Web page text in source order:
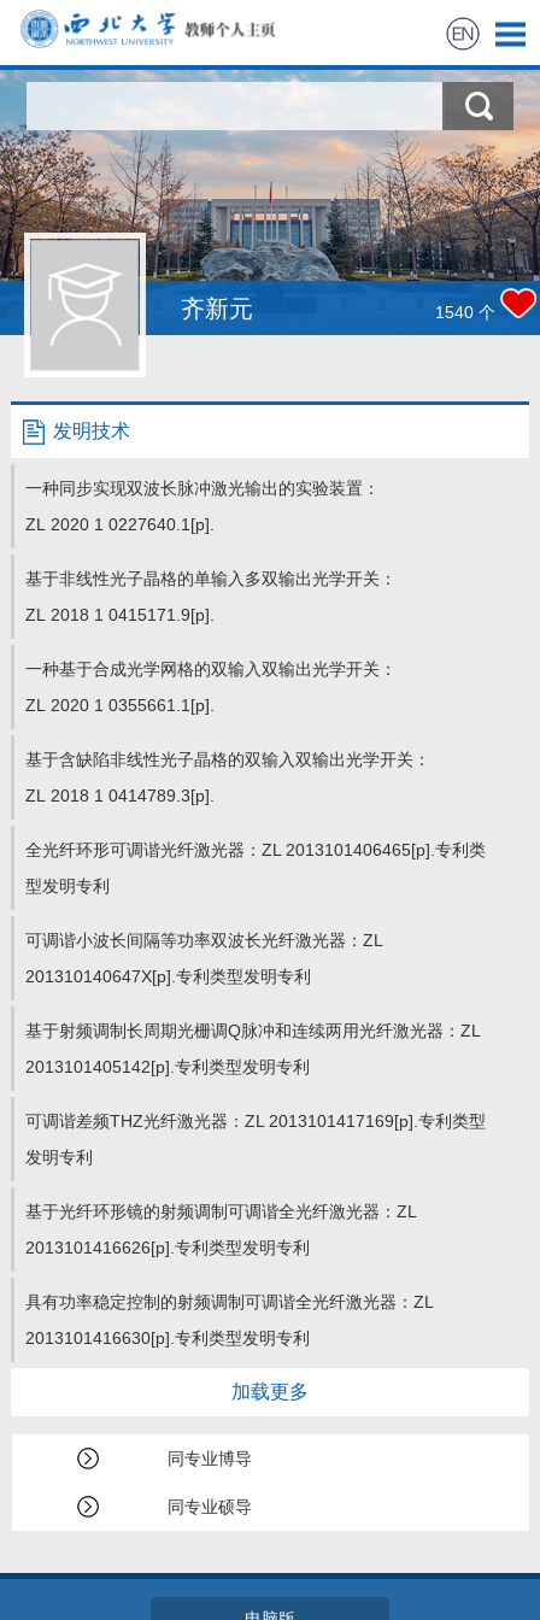
科研动态
科学研究
教学研究
我的相册
友情链接
齐新元 1540 个
发明技术
一种同步实现双波长脉冲激光输出的实验装置：
ZL 2020 1 0227640.1[p].
基于非线性光子晶格的单输入多双输出光学开关：
ZL 2018 1 0415171.9[p].
一种基于合成光学网格的双输入双输出光学开关：
ZL 2020 1 0355661.1[p].
基于含缺陷非线性光子晶格的双输入双输出光学开关：
ZL 2018 1 0414789.3[p].
全光纤环形可调谐光纤激光器：ZL 2013101406465[p].专利类
型发明专利
可调谐小波长间隔等功率双波长光纤激光器：ZL
201310140647X[p].专利类型发明专利
基于射频调制长周期光栅调Q脉冲和连续两用光纤激光器：ZL
2013101405142[p].专利类型发明专利
可调谐差频THZ光纤激光器：ZL 2013101417169[p].专利类型
发明专利
基于光纤环形镜的射频调制可调谐全光纤激光器：ZL
2013101416626[p].专利类型发明专利
具有功率稳定控制的射频调制可调谐全光纤激光器：ZL
2013101416630[p].专利类型发明专利
加载更多
同专业博导
同专业硕导